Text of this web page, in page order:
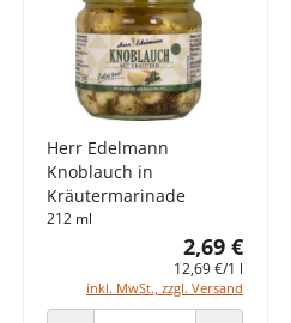
Herr Edelmann
Knoblauch in
Kräutermarinade
212 ml
2,69 €
12,69 €/1 l
inkl. MwSt., zzgl. Versand